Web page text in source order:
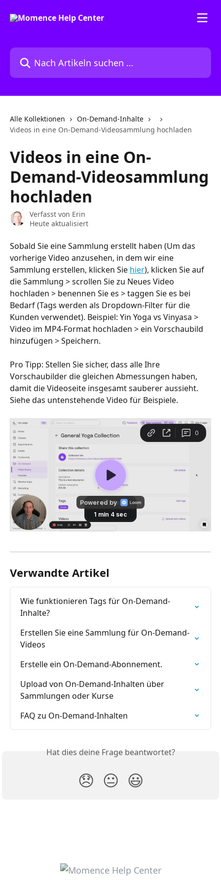
Nach Artikeln suchen …
Alle Kollektionen
On-Demand-Inhalte
Videos in eine On-Demand-Videosammlung hochladen
Videos in eine On-
Demand-Videosammlung
hochladen
Verfasst von Erin
Heute aktualisiert
Sobald Sie eine Sammlung erstellt haben (Um das
vorherige Video anzusehen, in dem wir eine
Sammlung erstellen, klicken Sie hier), klicken Sie auf
die Sammlung > scrollen Sie zu Neues Video
hochladen > benennen Sie es > taggen Sie es bei
Bedarf (Tags werden als Dropdown-Filter für die
Kunden verwendet). Beispiel: Yin Yoga vs Vinyasa >
Video im MP4-Format hochladen > ein Vorschaubild
hinzufügen > Speichern.
Pro Tipp: Stellen Sie sicher, dass alle Ihre
Vorschaubilder die gleichen Abmessungen haben,
damit die Videoseite insgesamt sauberer aussieht.
Siehe das untenstehende Video für Beispiele.
Verwandte Artikel
Wie funktionieren Tags für On-Demand-
Inhalte?
Erstellen Sie eine Sammlung für On-Demand-
Videos
Erstelle ein On-Demand-Abonnement.
Upload von On-Demand-Inhalten über
Sammlungen oder Kurse
FAQ zu On-Demand-Inhalten
Hat dies deine Frage beantwortet?
😞 😐 😃